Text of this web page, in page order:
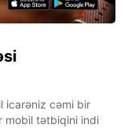
icarəniz cəmi bir
mobil tətbiqini indi